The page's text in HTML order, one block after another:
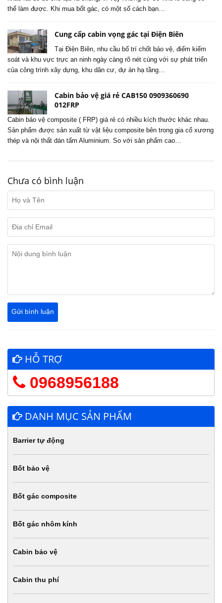
thể làm được. Khi mua bốt gác, có một số cách bạn…
Cung cấp cabin vọng gác tại Điện Biên
Tại Điện Biên, nhu cầu bố trí chốt bảo vệ, điểm kiểm
soát và khu vực trực an ninh ngày càng rõ nét cùng với sự phát triển
của công trình xây dựng, khu dân cư, dự án hạ tầng…
Cabin bảo vệ giá rẻ CAB150 0909360690
012FRP
Cabin bảo vệ composite ( FRP) giá rẻ có nhiều kích thước khác nhau.
Sản phẩm được sản xuất từ vật liệu composite bên trong gia cố xương
thép và nội thất dán tấm Aluminium. So với sản phẩm cao…
Chưa có bình luận
HỖ TRỢ
0968956188
DANH MỤC SẢN PHẨM
Barrier tự động
Bốt bảo vệ
Bốt gác composite
Bốt gác nhôm kính
Cabin bảo vệ
Cabin thu phí